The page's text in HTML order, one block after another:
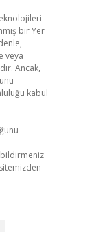
bir Yer
veya
Ancak,
kabul